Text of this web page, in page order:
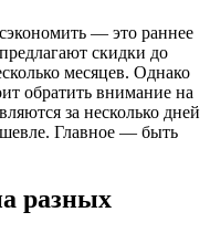
— это раннее
скидки до
месяцев. Однако
обратить внимание на
за несколько дней
Главное — быть
разных